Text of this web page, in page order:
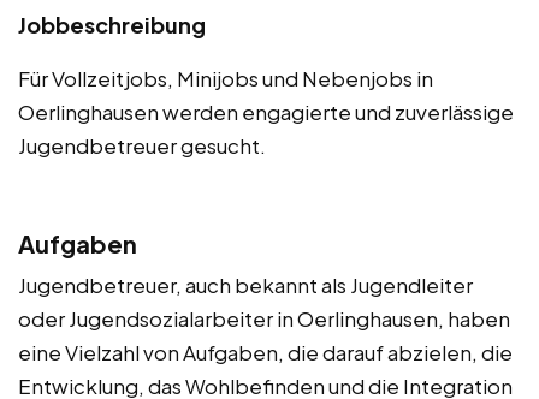
Jobbeschreibung
Für Vollzeitjobs, Minijobs und Nebenjobs in
Oerlinghausen werden engagierte und zuverlässige
Jugendbetreuer gesucht.
Aufgaben
Jugendbetreuer, auch bekannt als Jugendleiter
oder Jugendsozialarbeiter in Oerlinghausen, haben
eine Vielzahl von Aufgaben, die darauf abzielen, die
Entwicklung, das Wohlbefinden und die Integration